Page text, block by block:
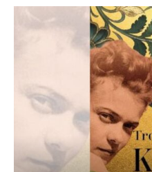
plików